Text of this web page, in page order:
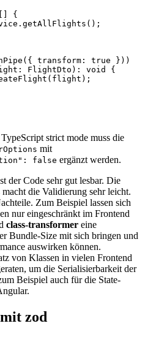
{
transform: true }))
FlightDto): void {
strict mode muss die
mit
false ergänzt werden.
der Code sehr gut lesbar. Die
die Validierung sehr leicht.
Zum Beispiel lassen sich
nur eingeschränkt im Frontend
class-transformer eine
Bundle-Size mit sich bringen und
auswirken können.
von Klassen in vielen Frontend
um die Serialisierbarkeit der
Beispiel auch für die State-
zod